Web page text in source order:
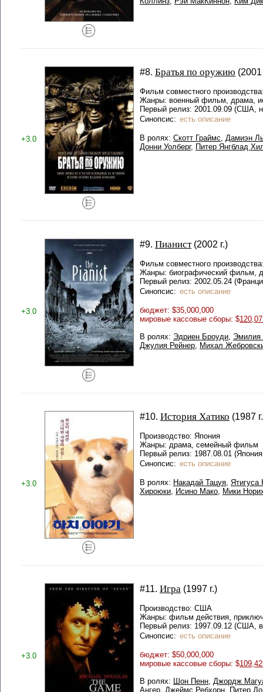
+3.0
#8. Братья по оружию (2001
Фильм совместного
Жанры: военный фильм, драма,
Первый релиз: 2001.09.09 (США,
Синопсис: есть описание
В ролях: Скотт Граймс, Дамиэн
Донни Уолберг, Питер Янгблад
+3.0
#9. Пианист (2002 г.)
Фильм совместного
Жанры: биографический фильм,
Первый релиз: 2002.05.24
Синопсис: есть описание
бюджет: $35,000,000
мировые кассовые сборы: $
В ролях: Эдриен Броуди, Эмилия
Джулия Рейнер, Михал
+3.0
#10. История Хатико (1987
Производство: Япония
Жанры: драма, семейный фильм
Первый релиз: 1987.08.01
Синопсис: есть описание
В ролях: Накадай Тацуя, Ятигуса
Хироюки, Исино Мако, Мики
+3.0
#11. Игра (1997 г.)
Производство: США
Жанры: фильм действия,
Первый релиз: 1997.09.12 (США,
Синопсис: есть описание
бюджет: $50,000,000
мировые кассовые сборы: $
В ролях: Шон Пенн, Джордж
Ангер, Джеймс Ребхорн, Питер